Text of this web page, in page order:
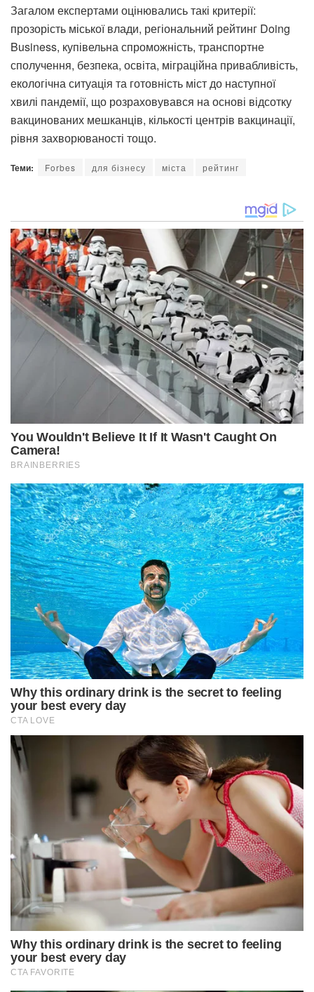
Загалом експертами оцінювались такі критерії:
прозорість міської влади, регіональний рейтинг Doing
Business, купівельна спроможність, транспортне
сполучення, безпека, освіта, міграційна привабливість,
екологічна ситуація та готовність міст до наступної
хвилі пандемії, що розраховувався на основі відсотку
вакцинованих мешканців, кількості центрів вакцинації,
рівня захворюваності тощо.
Теми: Forbes для бізнесу міста рейтинг